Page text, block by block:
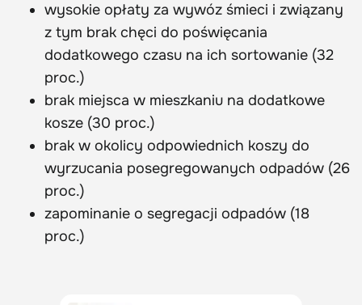
wysokie opłaty za wywóz śmieci i związany
z tym brak chęci do poświęcania
dodatkowego czasu na ich sortowanie (32
proc.)
brak miejsca w mieszkaniu na dodatkowe
kosze (30 proc.)
brak w okolicy odpowiednich koszy do
wyrzucania posegregowanych odpadów (26
proc.)
zapominanie o segregacji odpadów (18
proc.)